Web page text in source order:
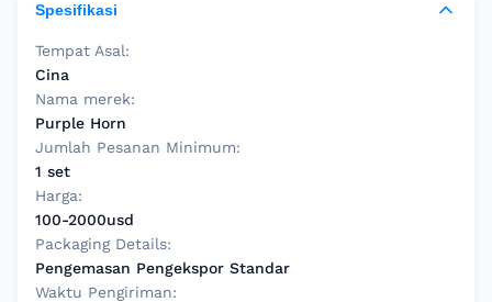
Spesifikasi
Tempat Asal:
Cina
Nama merek:
Purple Horn
Jumlah Pesanan Minimum:
1 set
Harga:
100-2000usd
Packaging Details:
Pengemasan Pengekspor Standar
Waktu Pengiriman: